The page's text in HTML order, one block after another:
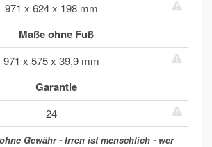
971 x 624 x 198 mm
Maße ohne Fuß
971 x 575 x 39,9 mm
Garantie
24
Gewähr - Irren ist menschlich - wer